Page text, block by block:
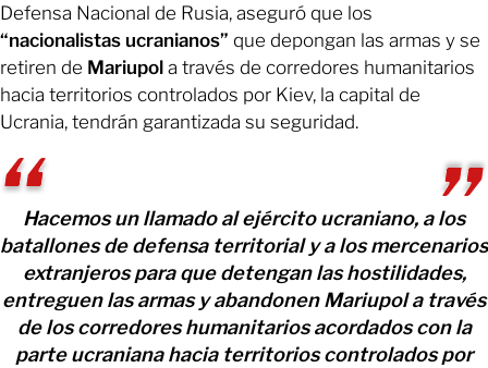
Defensa Nacional de Rusia, aseguró que los
“nacionalistas ucranianos” que depongan las armas y se
retiren de Mariupol a través de corredores humanitarios
hacia territorios controlados por Kiev, la capital de
Ucrania, tendrán garantizada su seguridad.
Hacemos un llamado al ejército ucraniano, a los
batallones de defensa territorial y a los mercenarios
extranjeros para que detengan las hostilidades,
entreguen las armas y abandonen Mariupol a través
de los corredores humanitarios acordados con la
parte ucraniana hacia territorios controlados por